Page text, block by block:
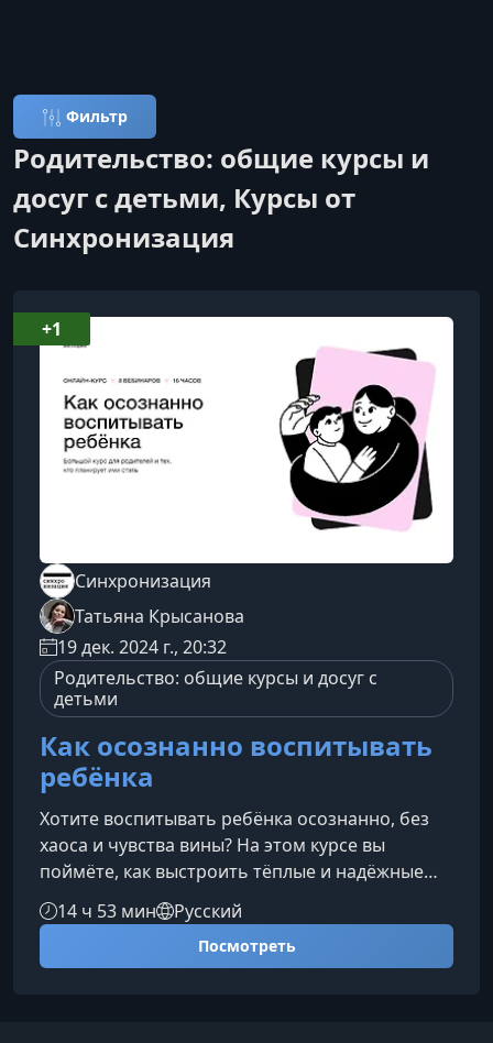
Фильтр
Родительство: общие курсы и
досуг с детьми, Курсы от
Синхронизация
Синхронизация
Татьяна Крысанова
19 дек. 2024 г., 20:32
Родительство: общие курсы и досуг с
детьми
Как осознанно воспитывать
ребёнка
Хотите воспитывать ребёнка осознанно, без
хаоса и чувства вины? На этом курсе вы
поймёте, как выстроить тёплые и надёжные
отношения с ребёнком, сохранив собственные
ресурсы и гармонию в семье. Вы получите
ясность, поддержку и конкретные
инструменты, которые можно применять
14 ч 53 мин Русский
Посмотреть
+1